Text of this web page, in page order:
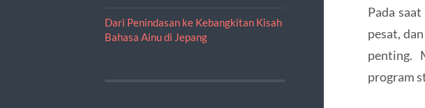
Dari Penindasan ke Kebangkitan Kisah
Bahasa Ainu di Jepang
Pada
pesat,
penting.
program